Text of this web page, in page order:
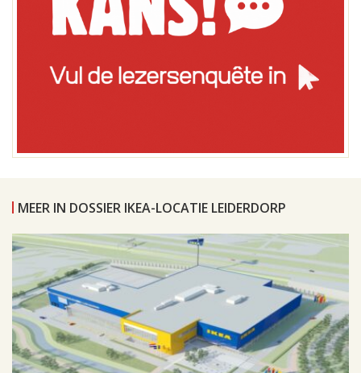
MEER IN DOSSIER IKEA-LOCATIE LEIDERDORP